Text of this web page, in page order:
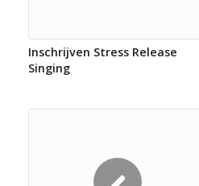
Inschrijven Stress Release
Singing